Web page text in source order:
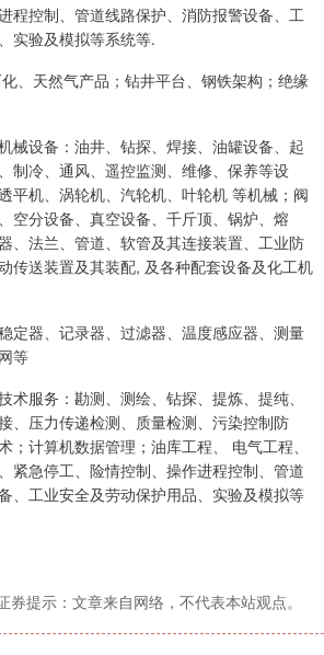
程控制、管道线路保护、消防报警设备、工
实验及模拟等系统等.
、天然气产品；钻井平台、钢铁架构；绝缘
械设备：油井、钻探、焊接、油罐设备、起
制冷、通风、遥控监测、维修、保养等设
平机、涡轮机、汽轮机、叶轮机 等机械；阀
空分设备、真空设备、千斤顶、锅炉、熔
、法兰、管道、软管及其连接装置、工业防
传送装置及其装配, 及各种配套设备及化工机
定器、记录器、过滤器、温度感应器、测量
等
服务：勘测、测绘、钻探、提炼、提纯、
、压力传递检测、质量检测、污染控制防
；计算机数据管理；油库工程、 电气工程、
紧急停工、险情控制、操作进程控制、管道
、工业安全及劳动保护用品、实验及模拟等
券提示：文章来自网络，不代表本站观点。